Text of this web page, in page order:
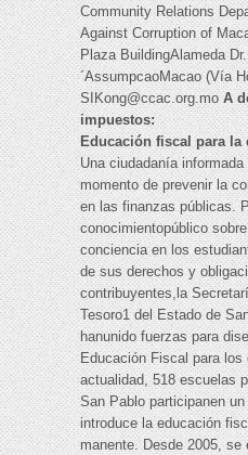
Community Relations
Against Corruption of
Plaza BuildingAlameda
´AssumpcaoMacao (Vía
SIKong@ccac.org.mo A
impuestos:
Educación fiscal para la
Una ciudadanía
momento de prevenir la
en las finanzas públicas.
conocimientopúblico
conciencia en los
de sus derechos y
contribuyentes,la
Tesoro1 del Estado de
hanunido fuerzas para
Educación Fiscal para los
actualidad, 518 escuelas
San Pablo participanen
introduce la educación
manente. Desde 2005, se